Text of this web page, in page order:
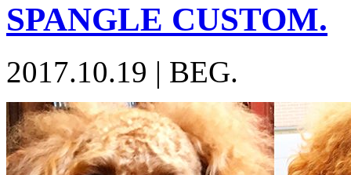
SPANGLE CUSTOM.
2017.10.19 | BEG.